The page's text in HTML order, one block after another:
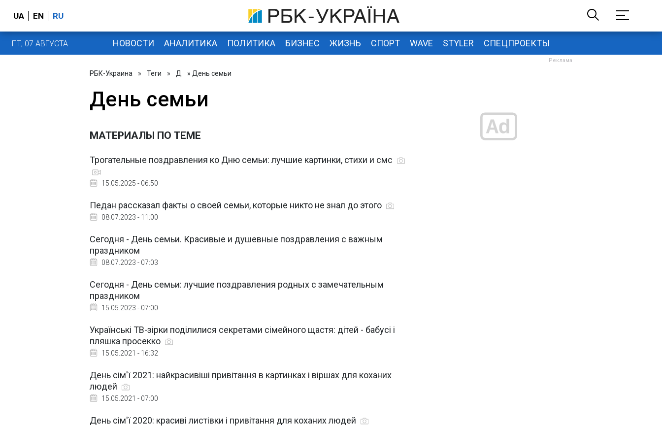
UA EN RU
ПТ, 07 АВГУСТА НОВОСТИ АНАЛИТИКА ПОЛИТИКА БИЗНЕС ЖИЗНЬ СПОРТ WAVE STYLER СПЕЦПРОЕКТЫ
РБК-Украина » Теги » Д » День семьи
День семьи
МАТЕРИАЛЫ ПО ТЕМЕ
Трогательные поздравления ко Дню семьи: лучшие картинки, стихи и смс
15.05.2025 - 06:50
Педан рассказал факты о своей семьи, которые никто не знал до этого
08.07.2023 - 11:00
Сегодня - День семьи. Красивые и душевные поздравления с важным
праздником
08.07.2023 - 07:03
Сегодня - День семьи: лучшие поздравления родных с замечательным
праздником
15.05.2023 - 07:00
Українські ТВ-зірки поділилися секретами сімейного щастя: дітей - бабусі і
пляшка просекко
15.05.2021 - 16:32
День сім'ї 2021: найкрасивіші привітання в картинках і віршах для коханих
людей
15.05.2021 - 07:00
День сім'ї 2020: красиві листівки і привітання для коханих людей